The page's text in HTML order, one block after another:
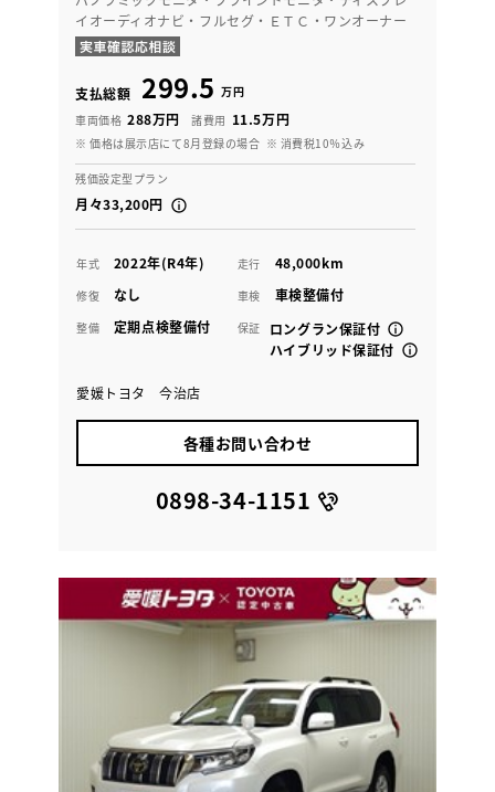
イオーディオナビ・フルセグ・ＥＴＣ・ワンオーナー
支払総額 299.5 万円
車両価格 288万円 諸費用 11.5万円
※ 価格は展示店にて8月登録の場合 ※ 消費税10％込み
残価設定型プラン
月々33,200円
年式 2022年(R4年) 走行 48,000km
修復 なし 車検 車検整備付
整備 定期点検整備付 保証
ロングラン保証付
ハイブリッド保証付
愛媛トヨタ 今治店
各種お問い合わせ
0898-34-1151